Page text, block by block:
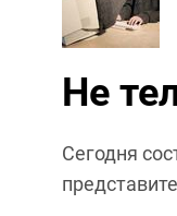
Не
Сегодня